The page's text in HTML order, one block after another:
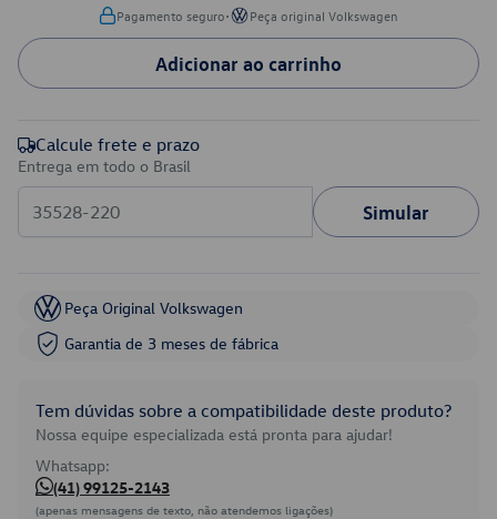
Pagamento seguro• Peça original Volkswagen
Adicionar ao carrinho
Calcule frete e prazo
Entrega em todo o Brasil
Simular
Peça Original Volkswagen
Garantia de 3 meses de fábrica
Tem dúvidas sobre a compatibilidade deste produto?
Nossa equipe especializada está pronta para ajudar!
Whatsapp:
(41) 99125-2143
(apenas mensagens de texto, não atendemos ligações)